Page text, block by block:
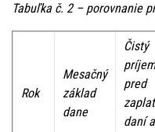
Tabuľka č. 2 – porovnanie
Rok
Mesačný
základ
dane
Čistý
príjem
pred
daní a